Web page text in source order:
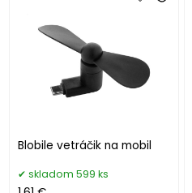
Blobile vetráčik na mobil
skladom 599 ks